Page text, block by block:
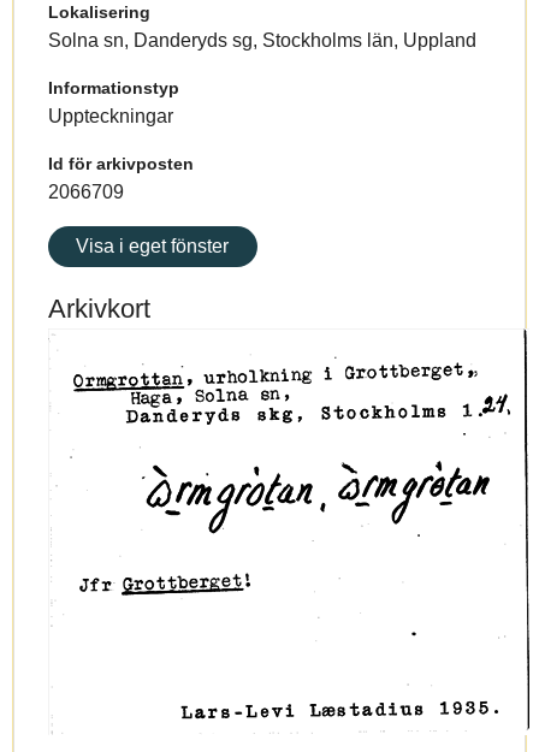
Lokalisering
Solna sn, Danderyds sg, Stockholms län, Uppland
Informationstyp
Uppteckningar
Id för arkivposten
2066709
Visa i eget fönster
Arkivkort